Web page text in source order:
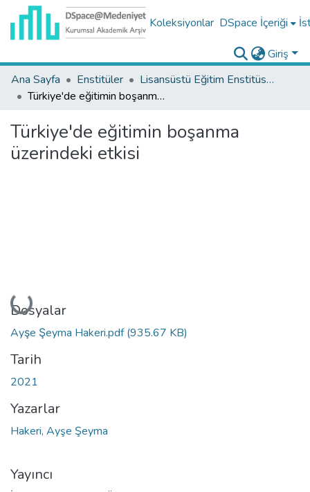
Koleksiyonlar DSpace İçeriği
Giriş
Ana Sayfa
Enstitüler
Lisansüstü Eğitim Enstitüsü Tez Koleksiyonu
Türkiye'de eğitimin boşanma üzerindeki etkisi
Türkiye'de eğitimin boşanma
üzerindeki etkisi
Yükleniyor...
Dosyalar
Ayşe Şeyma Hakeri.pdf(935.67 KB)
Tarih
2021
Yazarlar
Hakeri, Ayşe Şeyma
Yayıncı